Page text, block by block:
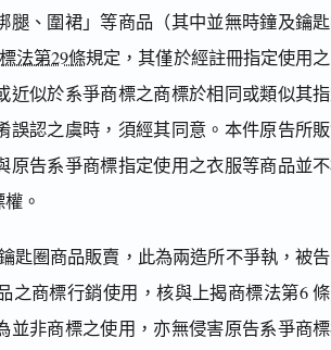
、圍裙」等商品（其中並無時鐘及鑰
法第29條規定，其僅於經註冊指定使用
似於系爭商標之商標於相同或類似其
認之虞時，須經其同意。本件原告所
告系爭商標指定使用之衣服等商品並
。
匙圈商品販賣，此為兩造所不爭執，被
之商標行銷使用，核與上揭商標法第6
並非商標之使用，亦無侵害原告系爭商